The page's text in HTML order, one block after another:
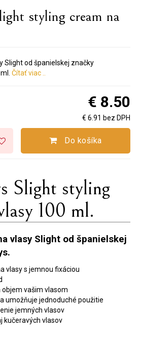
styling cream na
Slight od španielskej značky
Čítať viac ..
€ 8.50
€ 6.91 bez DPH
Do košíka
Slight styling
100 ml.
vlasy Slight od španielskej
vlasy s jemnou fixáciou
vašim vlasom
umožňuje jednoduché použitie
jemných vlasov
kučeravých vlasov